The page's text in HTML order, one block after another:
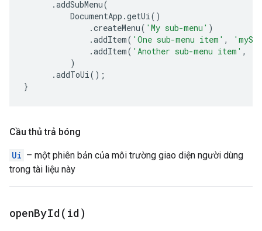
.addSubMenu(
DocumentApp .getUi()
.createMenu( 'My sub-menu' )
.addItem( 'One sub-menu item' ,
.addItem( 'Another sub-menu item' ,
)
.addToUi();
}
Cầu thủ trả bóng
Ui – một phiên bản của môi trường giao diện người dùng
trong tài liệu này
openById( id)